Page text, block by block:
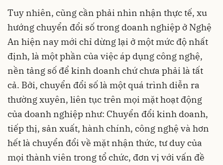
Tuy nhiên, cũng cần phải nhìn nhận thực tế, xu
hướng chuyển đổi số trong doanh nghiệp ở Nghệ
An hiện nay mới chỉ dừng lại ở một mức độ nhất
định, là một phần của việc áp dụng công nghệ,
nền tảng số để kinh doanh chứ chưa phải là tất
cả. Bởi, chuyển đổi số là một quá trình diễn ra
thường xuyên, liên tục trên mọi mặt hoạt động
của doanh nghiệp như: Chuyển đổi kinh doanh,
tiếp thị, sản xuất, hành chính, công nghệ và hơn
hết là chuyển đổi về mặt nhận thức, tư duy của
mọi thành viên trong tổ chức, đơn vị với vấn đề